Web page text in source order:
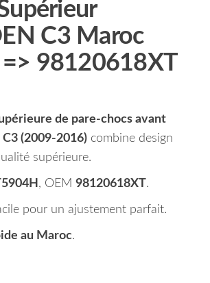
C3 Maroc
98120618XT
de pare-chocs avant
(2009-2016) combine design
supérieure.
, OEM 98120618XT.
pour un ajustement parfait.
au Maroc.